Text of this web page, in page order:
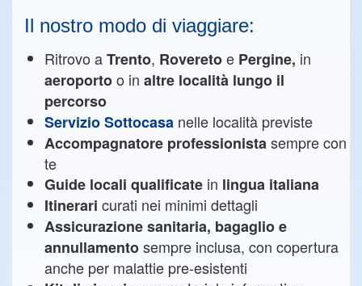
Il nostro modo di viaggiare:
Ritrovo aTrento, Roveretoe Pergine, in
aeroportoo in altre località lungo il
percorso
Servizio Sottocasa nelle località previste
Accompagnatore professionistasempre con
te
Guide locali qualificate in lingua italiana
Itinerari curati nei minimi dettagli
Assicurazione sanitaria, bagaglio e
annullamentosempre inclusa, con copertura
anche per malattie pre-esistenti